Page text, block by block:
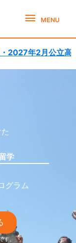
MENU
MENU
校体験就学受付
学
グラム
す。